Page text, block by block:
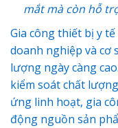
mắt mà còn hỗ
Gia công thiết bị y
doanh nghiệp và cơ
lượng ngày càng
kiểm soát chất
ứng linh hoạt, gia
động nguồn sản